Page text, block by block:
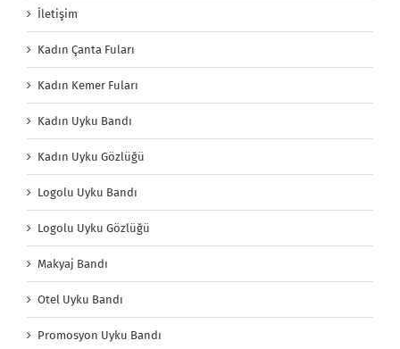
İletişim
Kadın Çanta Fuları
Kadın Kemer Fuları
Kadın Uyku Bandı
Kadın Uyku Gözlüğü
Logolu Uyku Bandı
Logolu Uyku Gözlüğü
Makyaj Bandı
Otel Uyku Bandı
Promosyon Uyku Bandı